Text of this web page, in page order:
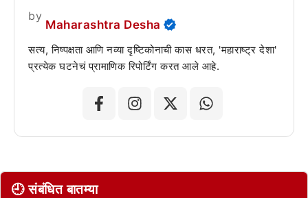
by
Maharashtra Desha
सत्य, निष्पक्षता आणि नव्या दृष्टिकोनाची कास धरत, 'महाराष्ट्र देशा'
प्रत्येक घटनेचं प्रामाणिक रिपोर्टिंग करत आले आहे.
🕘 संबंधित बातम्या